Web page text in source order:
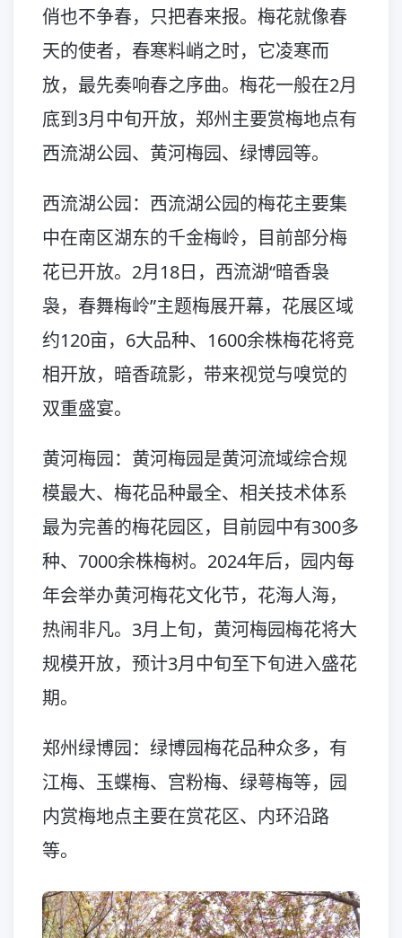
俏也不争春，只把春来报。梅花就像春
天的使者，春寒料峭之时，它凌寒而
放，最先奏响春之序曲。梅花一般在2月
底到3月中旬开放，郑州主要赏梅地点有
西流湖公园、黄河梅园、绿博园等。
西流湖公园：西流湖公园的梅花主要集
中在南区湖东的千金梅岭，目前部分梅
花已开放。2月18日，西流湖“暗香袅
袅，春舞梅岭”主题梅展开幕，花展区域
约120亩，6大品种、1600余株梅花将竞
相开放，暗香疏影，带来视觉与嗅觉的
双重盛宴。
黄河梅园：黄河梅园是黄河流域综合规
模最大、梅花品种最全、相关技术体系
最为完善的梅花园区，目前园中有300多
种、7000余株梅树。2024年后，园内每
年会举办黄河梅花文化节，花海人海，
热闹非凡。3月上旬，黄河梅园梅花将大
规模开放，预计3月中旬至下旬进入盛花
期。
郑州绿博园：绿博园梅花品种众多，有
江梅、玉蝶梅、宫粉梅、绿萼梅等，园
内赏梅地点主要在赏花区、内环沿路
等。